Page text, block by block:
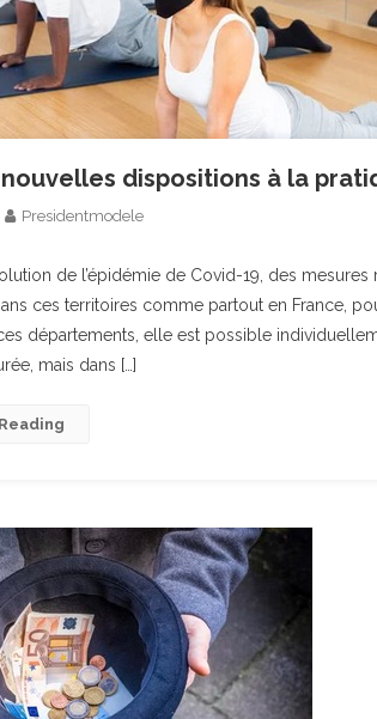
nouvelles dispositions à la
Presidentmodele
de l’épidémie de Covid-19, des
ces territoires comme partout en France,
départements, elle est possible
mais dans […]